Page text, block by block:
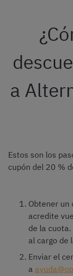
a
Estos son los
cupón del 20 %
Obtener un
acredite
de la
al cargo de
Enviar el
a